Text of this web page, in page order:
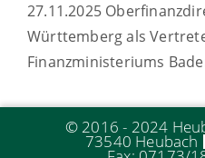
27.11.2025
Württemberg als
Finanzministeriums
© 2016 - 2024
73540 Heubach